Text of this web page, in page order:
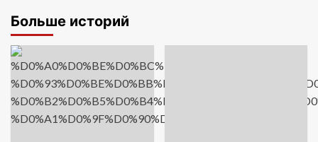
Больше историй